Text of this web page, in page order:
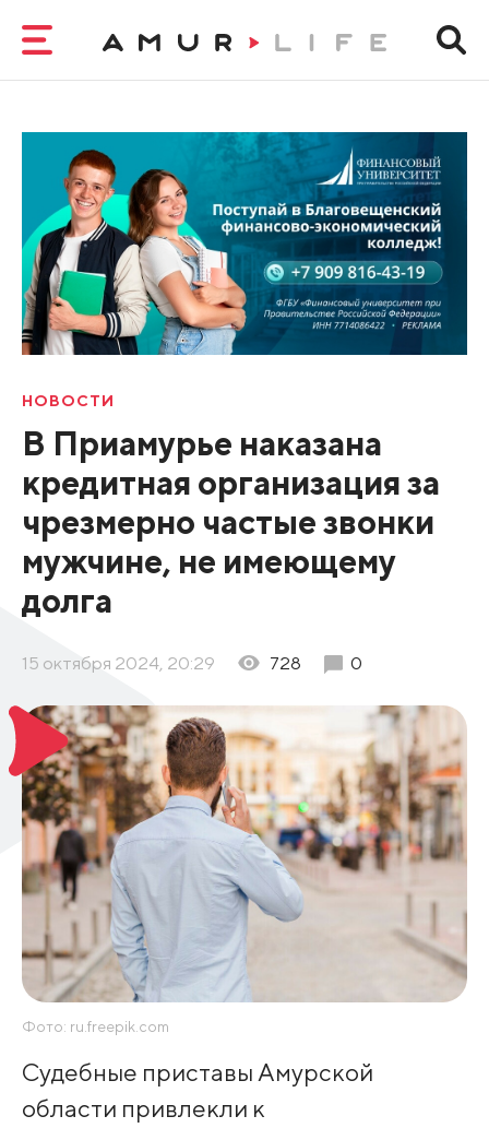
НОВОСТИ
В Приамурье наказана
кредитная организация за
чрезмерно частые звонки
мужчине, не имеющему
долга
15 октября 2024, 20:29 728 0
Фото: ru.freepik.com
Судебные приставы Амурской
области привлекли к